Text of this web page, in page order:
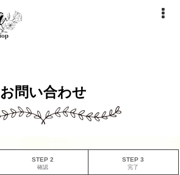
お問い合わせ
STEP 2
確認
STEP 3
完了